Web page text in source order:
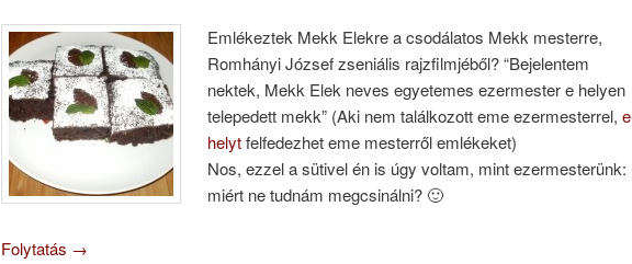
Emlékeztek Mekk Elekre a csodálatos Mekk mesterre,
Romhányi József zseniális rajzfilmjéből? “Bejelentem
nektek, Mekk Elek neves egyetemes ezermester e helyen
telepedett mekk” (Aki nem találkozott eme ezermesterrel,e
helytfelfedezhet eme mesterről emlékeket)
Nos, ezzel a sütivel én is úgy voltam, mint ezermesterünk:
miért ne tudnám megcsinálni? 🙂
Folytatás →